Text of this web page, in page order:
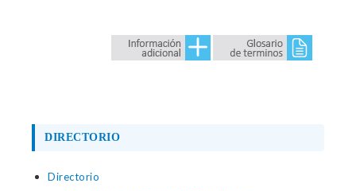
DIRECTORIO
Directorio